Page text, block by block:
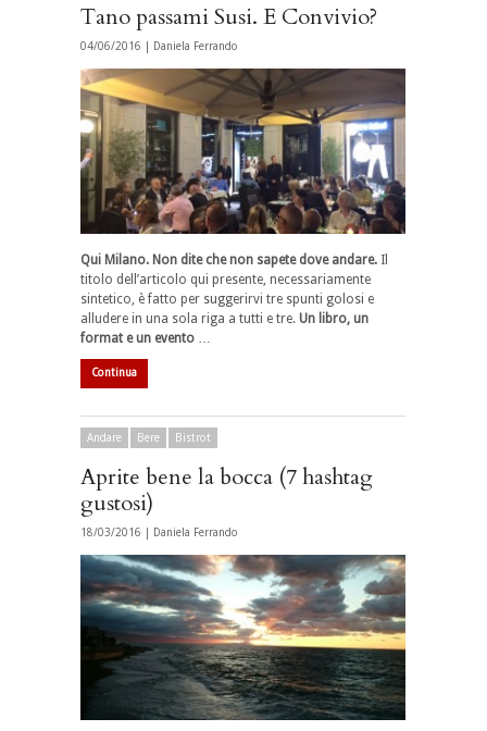
Tano passami Susi. E Convivio?
04/06/2016 | Daniela Ferrando
Qui Milano. Non dite che non sapete dove andare. Il
titolo dell’articolo qui presente, necessariamente
sintetico, è fatto per suggerirvi tre spunti golosi e
alludere in una sola riga a tutti e tre. Un libro, un
format e un evento …
Continua
Andare Bere Bistrot
Aprite bene la bocca (7 hashtag
gustosi)
18/03/2016 | Daniela Ferrando